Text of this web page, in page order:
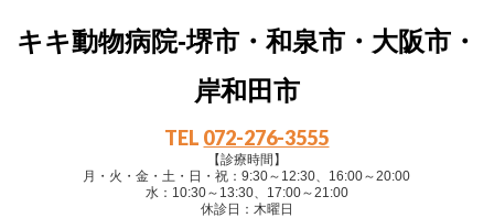
キキ動物病院-堺市・和泉市・大阪市・
岸和田市
TEL 072-276-3555
【診療時間】
月・火・金・土・日・祝：9:30～12:30、16:00～20:00
水：10:30～13:30、17:00～21:00
休診日：木曜日